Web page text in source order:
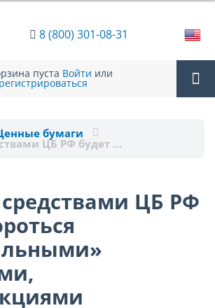
8 (800) 301-08-31
пуста Войти или
бумаги
ЦБ РФ будет …
ЦБ РФ